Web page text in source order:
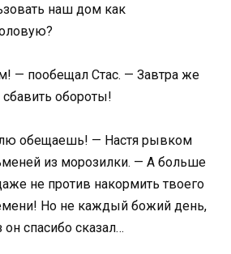
наш дом как
— пообещал Стас. — Завтра же
обороты!
обещаешь! — Настя рывком
из морозилки. — А больше
не против накормить твоего
Но не каждый божий день,
спасибо сказал…